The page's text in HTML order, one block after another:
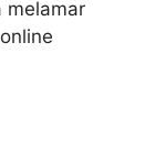
melamar